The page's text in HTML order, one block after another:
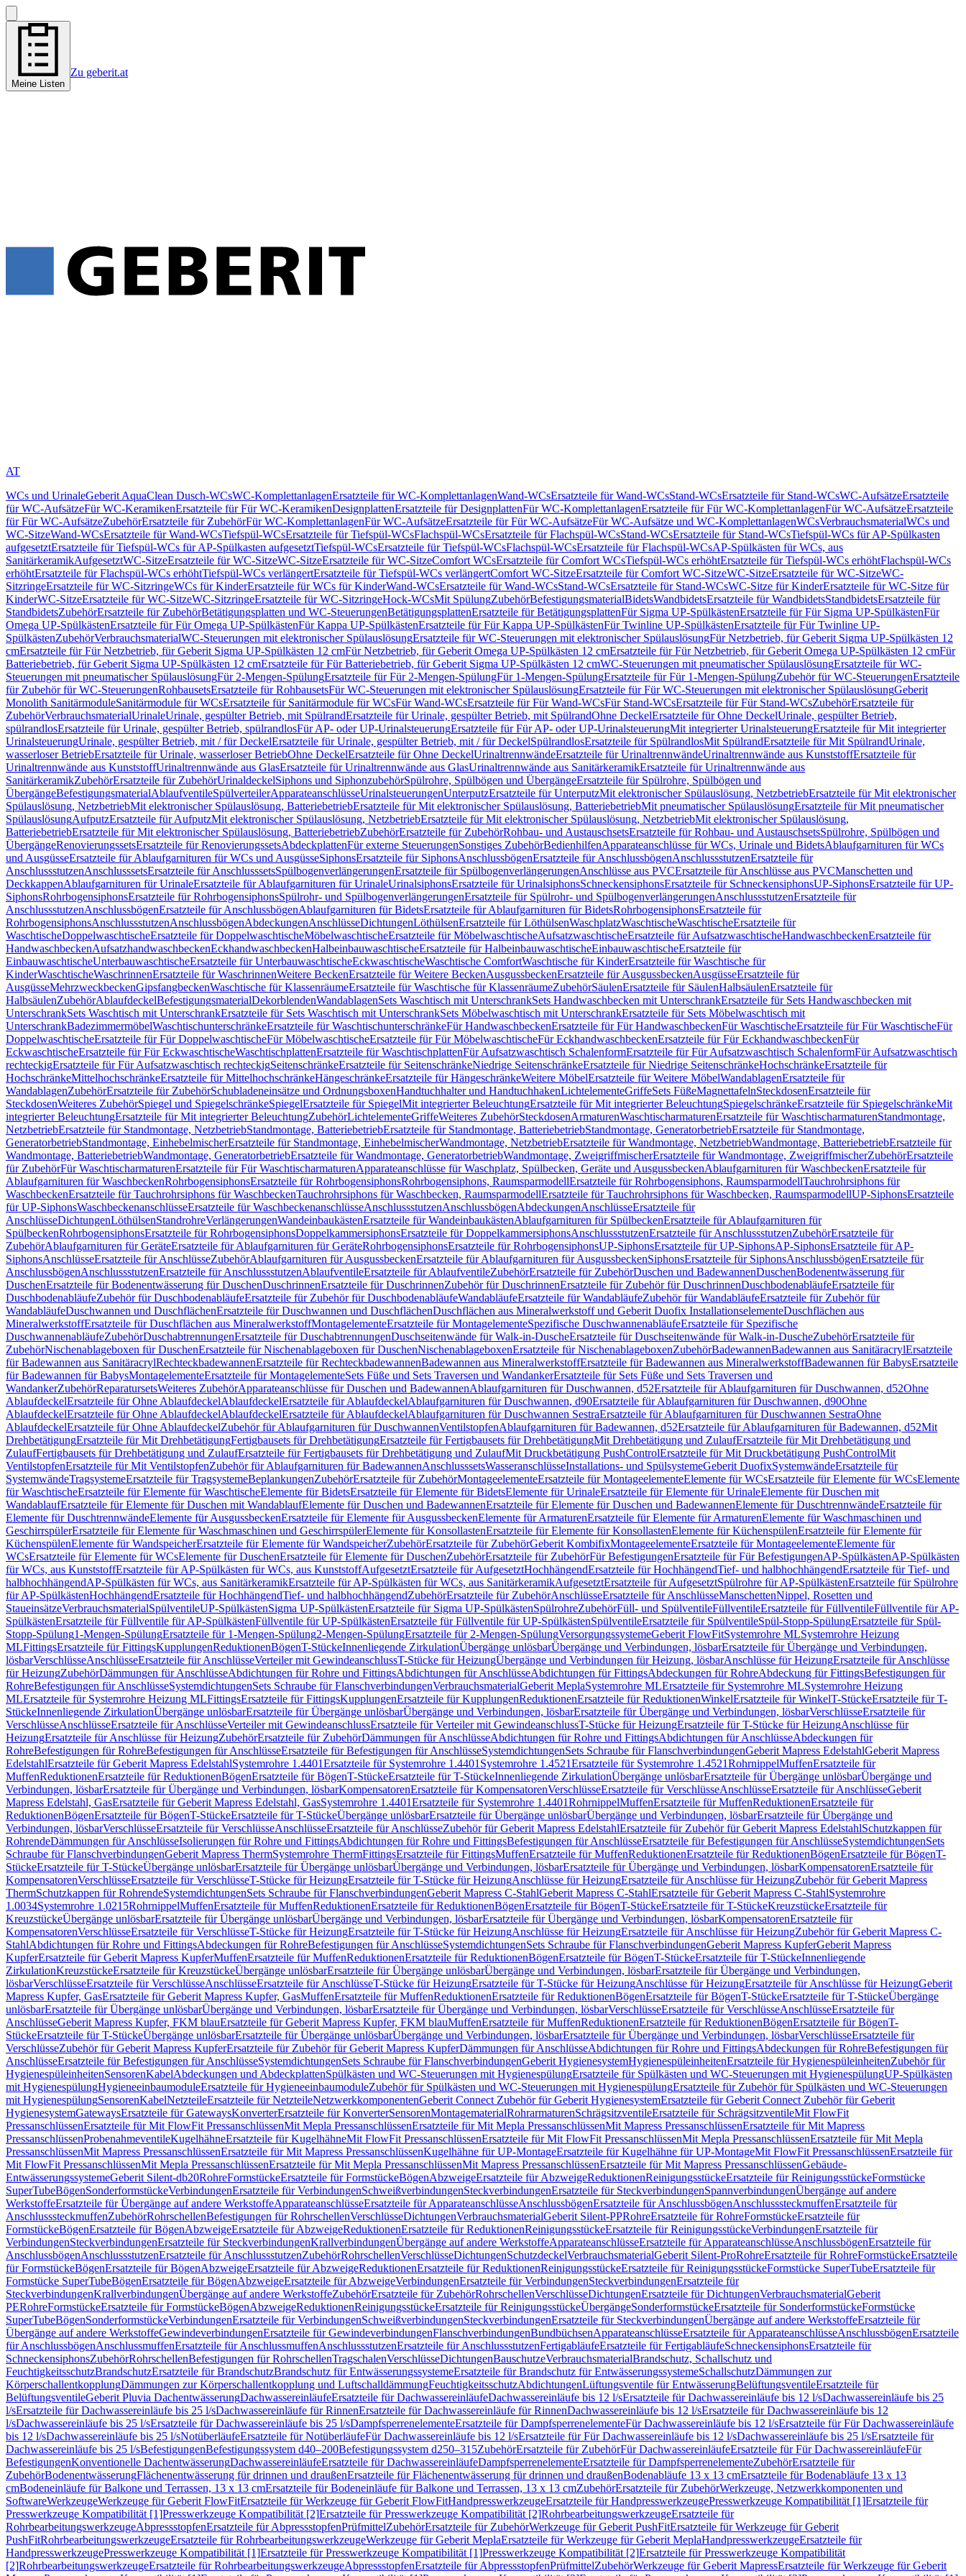
Meine Listen
Zu geberit.at
AT
WCs und UrinaleGeberit AquaClean Dusch-WCsWC-KomplettanlagenErsatzteile für WC-KomplettanlagenWand-WCsErsatzteile für Wand-WCsStand-WCsErsatzteile für Stand-WCsWC-AufsätzeErsatzteile
für WC-AufsätzeFür WC-KeramikenErsatzteile für Für WC-KeramikenDesignplattenErsatzteile für DesignplattenFür WC-KomplettanlagenErsatzteile für Für WC-KomplettanlagenFür WC-AufsätzeErsatzteile
für Für WC-AufsätzeZubehörErsatzteile für ZubehörFür WC-KomplettanlagenFür WC-AufsätzeErsatzteile für Für WC-AufsätzeFür WC-Aufsätze und WC-KomplettanlagenWCsVerbrauchsmaterialWCs und
WC-SitzeWand-WCsErsatzteile für Wand-WCsTiefspül-WCsErsatzteile für Tiefspül-WCsFlachspül-WCsErsatzteile für Flachspül-WCsStand-WCsErsatzteile für Stand-WCsTiefspül-WCs für AP-Spülkasten
aufgesetztErsatzteile für Tiefspül-WCs für AP-Spülkasten aufgesetztTiefspül-WCsErsatzteile für Tiefspül-WCsFlachspül-WCsErsatzteile für Flachspül-WCsAP-Spülkästen für WCs, aus
SanitärkeramikAufgesetztWC-SitzeErsatzteile für WC-SitzeWC-SitzeErsatzteile für WC-SitzeComfort WCsErsatzteile für Comfort WCsTiefspül-WCs erhöhtErsatzteile für Tiefspül-WCs erhöhtFlachspül-WCs
erhöhtErsatzteile für Flachspül-WCs erhöhtTiefspül-WCs verlängertErsatzteile für Tiefspül-WCs verlängertComfort WC-SitzeErsatzteile für Comfort WC-SitzeWC-SitzeErsatzteile für WC-SitzeWC-
SitzringeErsatzteile für WC-SitzringeWCs für KinderErsatzteile für WCs für KinderWand-WCsErsatzteile für Wand-WCsStand-WCsErsatzteile für Stand-WCsWC-Sitze für KinderErsatzteile für WC-Sitze für
KinderWC-SitzeErsatzteile für WC-SitzeWC-SitzringeErsatzteile für WC-SitzringeHock-WCsMit SpülungZubehörBefestigungsmaterialBidetsWandbidetsErsatzteile für WandbidetsStandbidetsErsatzteile für
StandbidetsZubehörErsatzteile für ZubehörBetätigungsplatten und WC-SteuerungenBetätigungsplattenErsatzteile für BetätigungsplattenFür Sigma UP-SpülkästenErsatzteile für Für Sigma UP-SpülkästenFür
Omega UP-SpülkästenErsatzteile für Für Omega UP-SpülkästenFür Kappa UP-SpülkästenErsatzteile für Für Kappa UP-SpülkästenFür Twinline UP-SpülkästenErsatzteile für Für Twinline UP-
SpülkästenZubehörVerbrauchsmaterialWC-Steuerungen mit elektronischer SpülauslösungErsatzteile für WC-Steuerungen mit elektronischer SpülauslösungFür Netzbetrieb, für Geberit Sigma UP-Spülkästen 12
cmErsatzteile für Für Netzbetrieb, für Geberit Sigma UP-Spülkästen 12 cmFür Netzbetrieb, für Geberit Omega UP-Spülkästen 12 cmErsatzteile für Für Netzbetrieb, für Geberit Omega UP-Spülkästen 12 cmFür
Batteriebetrieb, für Geberit Sigma UP-Spülkästen 12 cmErsatzteile für Für Batteriebetrieb, für Geberit Sigma UP-Spülkästen 12 cmWC-Steuerungen mit pneumatischer SpülauslösungErsatzteile für WC-
Steuerungen mit pneumatischer SpülauslösungFür 2-Mengen-SpülungErsatzteile für Für 2-Mengen-SpülungFür 1-Mengen-SpülungErsatzteile für Für 1-Mengen-SpülungZubehör für WC-SteuerungenErsatzteile
für Zubehör für WC-SteuerungenRohbausetsErsatzteile für RohbausetsFür WC-Steuerungen mit elektronischer SpülauslösungErsatzteile für Für WC-Steuerungen mit elektronischer SpülauslösungGeberit
Monolith SanitärmoduleSanitärmodule für WCsErsatzteile für Sanitärmodule für WCsFür Wand-WCsErsatzteile für Für Wand-WCsFür Stand-WCsErsatzteile für Für Stand-WCsZubehörErsatzteile für
ZubehörVerbrauchsmaterialUrinaleUrinale, gespülter Betrieb, mit SpülrandErsatzteile für Urinale, gespülter Betrieb, mit SpülrandOhne DeckelErsatzteile für Ohne DeckelUrinale, gespülter Betrieb,
spülrandlosErsatzteile für Urinale, gespülter Betrieb, spülrandlosFür AP- oder UP-UrinalsteuerungErsatzteile für Für AP- oder UP-UrinalsteuerungMit integrierter UrinalsteuerungErsatzteile für Mit integrierter
UrinalsteuerungUrinale, gespülter Betrieb, mit / für DeckelErsatzteile für Urinale, gespülter Betrieb, mit / für DeckelSpülrandlosErsatzteile für SpülrandlosMit SpülrandErsatzteile für Mit SpülrandUrinale,
wasserloser BetriebErsatzteile für Urinale, wasserloser BetriebOhne DeckelErsatzteile für Ohne DeckelUrinaltrennwändeErsatzteile für UrinaltrennwändeUrinaltrennwände aus KunststoffErsatzteile für
Urinaltrennwände aus KunststoffUrinaltrennwände aus GlasErsatzteile für Urinaltrennwände aus GlasUrinaltrennwände aus SanitärkeramikErsatzteile für Urinaltrennwände aus
SanitärkeramikZubehörErsatzteile für ZubehörUrinaldeckelSiphons und SiphonzubehörSpülrohre, Spülbögen und ÜbergängeErsatzteile für Spülrohre, Spülbögen und
ÜbergängeBefestigungsmaterialAblaufventileSpülverteilerApparateanschlüsseUrinalsteuerungenUnterputzErsatzteile für UnterputzMit elektronischer Spülauslösung, NetzbetriebErsatzteile für Mit elektronischer
Spülauslösung, NetzbetriebMit elektronischer Spülauslösung, BatteriebetriebErsatzteile für Mit elektronischer Spülauslösung, BatteriebetriebMit pneumatischer SpülauslösungErsatzteile für Mit pneumatischer
SpülauslösungAufputzErsatzteile für AufputzMit elektronischer Spülauslösung, NetzbetriebErsatzteile für Mit elektronischer Spülauslösung, NetzbetriebMit elektronischer Spülauslösung,
BatteriebetriebErsatzteile für Mit elektronischer Spülauslösung, BatteriebetriebZubehörErsatzteile für ZubehörRohbau- und AustauschsetsErsatzteile für Rohbau- und AustauschsetsSpülrohre, Spülbögen und
ÜbergängeRenovierungssetsErsatzteile für RenovierungssetsAbdeckplattenFür externe SteuerungenSonstiges ZubehörBedienhilfenApparateanschlüsse für WCs, Urinale und BidetsAblaufgarnituren für WCs
und AusgüsseErsatzteile für Ablaufgarnituren für WCs und AusgüsseSiphonsErsatzteile für SiphonsAnschlussbögenErsatzteile für AnschlussbögenAnschlussstutzenErsatzteile für
AnschlussstutzenAnschlusssetsErsatzteile für AnschlusssetsSpülbogenverlängerungenErsatzteile für SpülbogenverlängerungenAnschlüsse aus PVCErsatzteile für Anschlüsse aus PVCManschetten und
DeckkappenAblaufgarnituren für UrinaleErsatzteile für Ablaufgarnituren für UrinaleUrinalsiphonsErsatzteile für UrinalsiphonsSchneckensiphonsErsatzteile für SchneckensiphonsUP-SiphonsErsatzteile für UP-
SiphonsRohrbogensiphonsErsatzteile für RohrbogensiphonsSpülrohr- und SpülbogenverlängerungenErsatzteile für Spülrohr- und SpülbogenverlängerungenAnschlussstutzenErsatzteile für
AnschlussstutzenAnschlussbögenErsatzteile für AnschlussbögenAblaufgarnituren für BidetsErsatzteile für Ablaufgarnituren für BidetsRohrbogensiphonsErsatzteile für
RohrbogensiphonsAnschlussstutzenAnschlussbögenAbdeckungenAnschlüsseDichtungenLöthülsenErsatzteile für LöthülsenWaschplatzWaschtischeWaschtischeErsatzteile für
WaschtischeDoppelwaschtischeErsatzteile für DoppelwaschtischeMöbelwaschtischeErsatzteile für MöbelwaschtischeAufsatzwaschtischeErsatzteile für AufsatzwaschtischeHandwaschbeckenErsatzteile für
HandwaschbeckenAufsatzhandwaschbeckenEckhandwaschbeckenHalbeinbauwaschtischeErsatzteile für HalbeinbauwaschtischeEinbauwaschtischeErsatzteile für
EinbauwaschtischeUnterbauwaschtischeErsatzteile für UnterbauwaschtischeEckwaschtischeWaschtische ComfortWaschtische für KinderErsatzteile für Waschtische für
KinderWaschtischeWaschrinnenErsatzteile für WaschrinnenWeitere BeckenErsatzteile für Weitere BeckenAusgussbeckenErsatzteile für AusgussbeckenAusgüsseErsatzteile für
AusgüsseMehrzweckbeckenGipsfangbeckenWaschtische für KlassenräumeErsatzteile für Waschtische für KlassenräumeZubehörSäulenErsatzteile für SäulenHalbsäulenErsatzteile für
HalbsäulenZubehörAblaufdeckelBefestigungsmaterialDekorblendenWandablagenSets Waschtisch mit UnterschrankSets Handwaschbecken mit UnterschrankErsatzteile für Sets Handwaschbecken mit
UnterschrankSets Waschtisch mit UnterschrankErsatzteile für Sets Waschtisch mit UnterschrankSets Möbelwaschtisch mit UnterschrankErsatzteile für Sets Möbelwaschtisch mit
UnterschrankBadezimmermöbelWaschtischunterschränkeErsatzteile für WaschtischunterschränkeFür HandwaschbeckenErsatzteile für Für HandwaschbeckenFür WaschtischeErsatzteile für Für WaschtischeFür
DoppelwaschtischeErsatzteile für Für DoppelwaschtischeFür MöbelwaschtischeErsatzteile für Für MöbelwaschtischeFür EckhandwaschbeckenErsatzteile für Für EckhandwaschbeckenFür
EckwaschtischeErsatzteile für Für EckwaschtischeWaschtischplattenErsatzteile für WaschtischplattenFür Aufsatzwaschtisch SchalenformErsatzteile für Für Aufsatzwaschtisch SchalenformFür Aufsatzwaschtisch
rechteckigErsatzteile für Für Aufsatzwaschtisch rechteckigSeitenschränkeErsatzteile für SeitenschränkeNiedrige SeitenschränkeErsatzteile für Niedrige SeitenschränkeHochschränkeErsatzteile für
HochschränkeMittelhochschränkeErsatzteile für MittelhochschränkeHängeschränkeErsatzteile für HängeschränkeWeitere MöbelErsatzteile für Weitere MöbelWandablagenErsatzteile für
WandablagenZubehörErsatzteile für ZubehörSchubladeneinsätze und OrdnungsboxenHandtuchhalter und HandtuchhakenLichtelementeGriffeSets FüßeMagnettafelnSteckdosenErsatzteile für
SteckdosenWeiteres ZubehörSpiegel und SpiegelschränkeSpiegelErsatzteile für SpiegelMit integrierter BeleuchtungErsatzteile für Mit integrierter BeleuchtungSpiegelschränkeErsatzteile für SpiegelschränkeMit
integrierter BeleuchtungErsatzteile für Mit integrierter BeleuchtungZubehörLichtelementeGriffeWeiteres ZubehörSteckdosenArmaturenWaschtischarmaturenErsatzteile für WaschtischarmaturenStandmontage,
NetzbetriebErsatzteile für Standmontage, NetzbetriebStandmontage, BatteriebetriebErsatzteile für Standmontage, BatteriebetriebStandmontage, GeneratorbetriebErsatzteile für Standmontage,
GeneratorbetriebStandmontage, EinhebelmischerErsatzteile für Standmontage, EinhebelmischerWandmontage, NetzbetriebErsatzteile für Wandmontage, NetzbetriebWandmontage, BatteriebetriebErsatzteile für
Wandmontage, BatteriebetriebWandmontage, GeneratorbetriebErsatzteile für Wandmontage, GeneratorbetriebWandmontage, ZweigriffmischerErsatzteile für Wandmontage, ZweigriffmischerZubehörErsatzteile
für ZubehörFür WaschtischarmaturenErsatzteile für Für WaschtischarmaturenApparateanschlüsse für Waschplatz, Spülbecken, Geräte und AusgussbeckenAblaufgarnituren für WaschbeckenErsatzteile für
Ablaufgarnituren für WaschbeckenRohrbogensiphonsErsatzteile für RohrbogensiphonsRohrbogensiphons, RaumsparmodellErsatzteile für Rohrbogensiphons, RaumsparmodellTauchrohrsiphons für
WaschbeckenErsatzteile für Tauchrohrsiphons für WaschbeckenTauchrohrsiphons für Waschbecken, RaumsparmodellErsatzteile für Tauchrohrsiphons für Waschbecken, RaumsparmodellUP-SiphonsErsatzteile
für UP-SiphonsWaschbeckenanschlüsseErsatzteile für WaschbeckenanschlüsseAnschlussstutzenAnschlussbögenAbdeckungenAnschlüsseErsatzteile für
AnschlüsseDichtungenLöthülsenStandrohreVerlängerungenWandeinbaukästenErsatzteile für WandeinbaukästenAblaufgarnituren für SpülbeckenErsatzteile für Ablaufgarnituren für
SpülbeckenRohrbogensiphonsErsatzteile für RohrbogensiphonsDoppelkammersiphonsErsatzteile für DoppelkammersiphonsAnschlussstutzenErsatzteile für AnschlussstutzenZubehörErsatzteile für
ZubehörAblaufgarnituren für GeräteErsatzteile für Ablaufgarnituren für GeräteRohrbogensiphonsErsatzteile für RohrbogensiphonsUP-SiphonsErsatzteile für UP-SiphonsAP-SiphonsErsatzteile für AP-
SiphonsAnschlüsseErsatzteile für AnschlüsseZubehörAblaufgarnituren für AusgussbeckenErsatzteile für Ablaufgarnituren für AusgussbeckenSiphonsErsatzteile für SiphonsAnschlussbögenErsatzteile für
AnschlussbögenAnschlussstutzenErsatzteile für AnschlussstutzenAblaufventileErsatzteile für AblaufventileZubehörErsatzteile für ZubehörDuschen und BadewannenDuschenBodenentwässerung für
DuschenErsatzteile für Bodenentwässerung für DuschenDuschrinnenErsatzteile für DuschrinnenZubehör für DuschrinnenErsatzteile für Zubehör für DuschrinnenDuschbodenabläufeErsatzteile für
DuschbodenabläufeZubehör für DuschbodenabläufeErsatzteile für Zubehör für DuschbodenabläufeWandabläufeErsatzteile für WandabläufeZubehör für WandabläufeErsatzteile für Zubehör für
WandabläufeDuschwannen und DuschflächenErsatzteile für Duschwannen und DuschflächenDuschflächen aus Mineralwerkstoff und Geberit Duofix InstallationselementeDuschflächen aus
MineralwerkstoffErsatzteile für Duschflächen aus MineralwerkstoffMontagelementeErsatzteile für MontagelementeSpezifische DuschwannenabläufeErsatzteile für Spezifische
DuschwannenabläufeZubehörDuschabtrennungenErsatzteile für DuschabtrennungenDuschseitenwände für Walk-in-DuscheErsatzteile für Duschseitenwände für Walk-in-DuscheZubehörErsatzteile für
ZubehörNischenablageboxen für DuschenErsatzteile für Nischenablageboxen für DuschenNischenablageboxenErsatzteile für NischenablageboxenZubehörBadewannenBadewannen aus SanitäracrylErsatzteile
für Badewannen aus SanitäracrylRechteckbadewannenErsatzteile für RechteckbadewannenBadewannen aus MineralwerkstoffErsatzteile für Badewannen aus MineralwerkstoffBadewannen für BabysErsatzteile
für Badewannen für BabysMontagelementeErsatzteile für MontagelementeSets Füße und Sets Traversen und WandankerErsatzteile für Sets Füße und Sets Traversen und
WandankerZubehörReparatursetsWeiteres ZubehörApparateanschlüsse für Duschen und BadewannenAblaufgarnituren für Duschwannen, d52Ersatzteile für Ablaufgarnituren für Duschwannen, d52Ohne
AblaufdeckelErsatzteile für Ohne AblaufdeckelAblaufdeckelErsatzteile für AblaufdeckelAblaufgarnituren für Duschwannen, d90Ersatzteile für Ablaufgarnituren für Duschwannen, d90Ohne
AblaufdeckelErsatzteile für Ohne AblaufdeckelAblaufdeckelErsatzteile für AblaufdeckelAblaufgarnituren für Duschwannen SestraErsatzteile für Ablaufgarnituren für Duschwannen SestraOhne
AblaufdeckelErsatzteile für Ohne AblaufdeckelZubehör für Ablaufgarnituren für DuschwannenVentilstopfenAblaufgarnituren für Badewannen, d52Ersatzteile für Ablaufgarnituren für Badewannen, d52Mit
DrehbetätigungErsatzteile für Mit DrehbetätigungFertigbausets für DrehbetätigungErsatzteile für Fertigbausets für DrehbetätigungMit Drehbetätigung und ZulaufErsatzteile für Mit Drehbetätigung und
ZulaufFertigbausets für Drehbetätigung und ZulaufErsatzteile für Fertigbausets für Drehbetätigung und ZulaufMit Druckbetätigung PushControlErsatzteile für Mit Druckbetätigung PushControlMit
VentilstopfenErsatzteile für Mit VentilstopfenZubehör für Ablaufgarnituren für BadewannenAnschlusssetsWasseranschlüsseInstallations- und SpülsystemeGeberit DuofixSystemwändeErsatzteile für
SystemwändeTragsystemeErsatzteile für TragsystemeBeplankungenZubehörErsatzteile für ZubehörMontageelementeErsatzteile für MontageelementeElemente für WCsErsatzteile für Elemente für WCsElemente
für WaschtischeErsatzteile für Elemente für WaschtischeElemente für BidetsErsatzteile für Elemente für BidetsElemente für UrinaleErsatzteile für Elemente für UrinaleElemente für Duschen mit
WandablaufErsatzteile für Elemente für Duschen mit WandablaufElemente für Duschen und BadewannenErsatzteile für Elemente für Duschen und BadewannenElemente für DuschtrennwändeErsatzteile für
Elemente für DuschtrennwändeElemente für AusgussbeckenErsatzteile für Elemente für AusgussbeckenElemente für ArmaturenErsatzteile für Elemente für ArmaturenElemente für Waschmaschinen und
GeschirrspülerErsatzteile für Elemente für Waschmaschinen und GeschirrspülerElemente für KonsollastenErsatzteile für Elemente für KonsollastenElemente für KüchenspülenErsatzteile für Elemente für
KüchenspülenElemente für WandspeicherErsatzteile für Elemente für WandspeicherZubehörErsatzteile für ZubehörGeberit KombifixMontageelementeErsatzteile für MontageelementeElemente für
WCsErsatzteile für Elemente für WCsElemente für DuschenErsatzteile für Elemente für DuschenZubehörErsatzteile für ZubehörFür BefestigungenErsatzteile für Für BefestigungenAP-SpülkästenAP-Spülkästen
für WCs, aus KunststoffErsatzteile für AP-Spülkästen für WCs, aus KunststoffAufgesetztErsatzteile für AufgesetztHochhängendErsatzteile für HochhängendTief- und halbhochhängendErsatzteile für Tief- und
halbhochhängendAP-Spülkästen für WCs, aus SanitärkeramikErsatzteile für AP-Spülkästen für WCs, aus SanitärkeramikAufgesetztErsatzteile für AufgesetztSpülrohre für AP-SpülkästenErsatzteile für Spülrohre
für AP-SpülkästenHochhängendErsatzteile für HochhängendTief- und halbhochhängendZubehörErsatzteile für ZubehörAnschlüsseErsatzteile für AnschlüsseManschettenNippel, Rosetten und
StaueinsätzeVerbrauchsmaterialSpülventileUP-SpülkästenSigma UP-SpülkästenErsatzteile für Sigma UP-SpülkästenSpülrohreZubehörFüll- und SpülventileFüllventileErsatzteile für FüllventileFüllventile für AP-
SpülkästenErsatzteile für Füllventile für AP-SpülkästenFüllventile für UP-SpülkästenErsatzteile für Füllventile für UP-SpülkästenSpülventileErsatzteile für SpülventileSpül-Stopp-SpülungErsatzteile für Spül-
Stopp-Spülung1-Mengen-SpülungErsatzteile für 1-Mengen-Spülung2-Mengen-SpülungErsatzteile für 2-Mengen-SpülungVersorgungssystemeGeberit FlowFitSystemrohre MLSystemrohre Heizung
MLFittingsErsatzteile für FittingsKupplungenReduktionenBögenT-StückeInnenliegende ZirkulationÜbergänge unlösbarÜbergänge und Verbindungen, lösbarErsatzteile für Übergänge und Verbindungen,
lösbarVerschlüsseAnschlüsseErsatzteile für AnschlüsseVerteiler mit GewindeanschlussT-Stücke für HeizungÜbergänge und Verbindungen für Heizung, lösbarAnschlüsse für HeizungErsatzteile für Anschlüsse
für HeizungZubehörDämmungen für AnschlüsseAbdichtungen für Rohre und FittingsAbdichtungen für AnschlüsseAbdichtungen für FittingsAbdeckungen für RohreAbdeckung für FittingsBefestigungen für
RohreBefestigungen für AnschlüsseSystemdichtungenSets Schraube für FlanschverbindungenVerbrauchsmaterialGeberit MeplaSystemrohre MLErsatzteile für Systemrohre MLSystemrohre Heizung
MLErsatzteile für Systemrohre Heizung MLFittingsErsatzteile für FittingsKupplungenErsatzteile für KupplungenReduktionenErsatzteile für ReduktionenWinkelErsatzteile für WinkelT-StückeErsatzteile für T-
StückeInnenliegende ZirkulationÜbergänge unlösbarErsatzteile für Übergänge unlösbarÜbergänge und Verbindungen, lösbarErsatzteile für Übergänge und Verbindungen, lösbarVerschlüsseErsatzteile für
VerschlüsseAnschlüsseErsatzteile für AnschlüsseVerteiler mit GewindeanschlussErsatzteile für Verteiler mit GewindeanschlussT-Stücke für HeizungErsatzteile für T-Stücke für HeizungAnschlüsse für
HeizungErsatzteile für Anschlüsse für HeizungZubehörErsatzteile für ZubehörDämmungen für AnschlüsseAbdichtungen für Rohre und FittingsAbdichtungen für AnschlüsseAbdeckungen für
RohreBefestigungen für RohreBefestigungen für AnschlüsseErsatzteile für Befestigungen für AnschlüsseSystemdichtungenSets Schraube für FlanschverbindungenGeberit Mapress EdelstahlGeberit Mapress
EdelstahlErsatzteile für Geberit Mapress EdelstahlSystemrohre 1.4401Ersatzteile für Systemrohre 1.4401 Systemrohre 1.4521Ersatzteile für Systemrohre 1.4521RohrnippelMuffenErsatzteile für
MuffenReduktionenErsatzteile für ReduktionenBögenErsatzteile für BögenT-StückeErsatzteile für T-StückeInnenliegende ZirkulationÜbergänge unlösbarErsatzteile für Übergänge unlösbarÜbergänge und
Verbindungen, lösbarErsatzteile für Übergänge und Verbindungen, lösbarKompensatorenErsatzteile für KompensatorenVerschlüsseErsatzteile für VerschlüsseAnschlüsseErsatzteile für AnschlüsseGeberit
Mapress Edelstahl, GasErsatzteile für Geberit Mapress Edelstahl, GasSystemrohre 1.4401Ersatzteile für Systemrohre 1.4401RohrnippelMuffenErsatzteile für MuffenReduktionenErsatzteile für
ReduktionenBögenErsatzteile für BögenT-StückeErsatzteile für T-StückeÜbergänge unlösbarErsatzteile für Übergänge unlösbarÜbergänge und Verbindungen, lösbarErsatzteile für Übergänge und
Verbindungen, lösbarVerschlüsseErsatzteile für VerschlüsseAnschlüsseErsatzteile für AnschlüsseZubehör für Geberit Mapress EdelstahlErsatzteile für Zubehör für Geberit Mapress EdelstahlSchutzkappen für
RohrendeDämmungen für AnschlüsseIsolierungen für Rohre und FittingsAbdichtungen für Rohre und FittingsBefestigungen für AnschlüsseErsatzteile für Befestigungen für AnschlüsseSystemdichtungenSets
Schraube für FlanschverbindungenGeberit Mapress ThermSystemrohre ThermFittingsErsatzteile für FittingsMuffenErsatzteile für MuffenReduktionenErsatzteile für ReduktionenBögenErsatzteile für BögenT-
StückeErsatzteile für T-StückeÜbergänge unlösbarErsatzteile für Übergänge unlösbarÜbergänge und Verbindungen, lösbarErsatzteile für Übergänge und Verbindungen, lösbarKompensatorenErsatzteile für
KompensatorenVerschlüsseErsatzteile für VerschlüsseT-Stücke für HeizungErsatzteile für T-Stücke für HeizungAnschlüsse für HeizungErsatzteile für Anschlüsse für HeizungZubehör für Geberit Mapress
ThermSchutzkappen für RohrendeSystemdichtungenSets Schraube für FlanschverbindungenGeberit Mapress C-StahlGeberit Mapress C-StahlErsatzteile für Geberit Mapress C-StahlSystemrohre
1.0034Systemrohre 1.0215RohrnippelMuffenErsatzteile für MuffenReduktionenErsatzteile für ReduktionenBögenErsatzteile für BögenT-StückeErsatzteile für T-StückeKreuzstückeErsatzteile für
KreuzstückeÜbergänge unlösbarErsatzteile für Übergänge unlösbarÜbergänge und Verbindungen, lösbarErsatzteile für Übergänge und Verbindungen, lösbarKompensatorenErsatzteile für
KompensatorenVerschlüsseErsatzteile für VerschlüsseT-Stücke für HeizungErsatzteile für T-Stücke für HeizungAnschlüsse für HeizungErsatzteile für Anschlüsse für HeizungZubehör für Geberit Mapress C-
StahlAbdichtungen für Rohre und FittingsAbdeckungen für RohreBefestigungen für AnschlüsseSystemdichtungenSets Schraube für FlanschverbindungenGeberit Mapress KupferGeberit Mapress
KupferErsatzteile für Geberit Mapress KupferMuffenErsatzteile für MuffenReduktionenErsatzteile für ReduktionenBögenErsatzteile für BögenT-StückeErsatzteile für T-StückeInnenliegende
ZirkulationKreuzstückeErsatzteile für KreuzstückeÜbergänge unlösbarErsatzteile für Übergänge unlösbarÜbergänge und Verbindungen, lösbarErsatzteile für Übergänge und Verbindungen,
lösbarVerschlüsseErsatzteile für VerschlüsseAnschlüsseErsatzteile für AnschlüsseT-Stücke für HeizungErsatzteile für T-Stücke für HeizungAnschlüsse für HeizungErsatzteile für Anschlüsse für HeizungGeberit
Mapress Kupfer, GasErsatzteile für Geberit Mapress Kupfer, GasMuffenErsatzteile für MuffenReduktionenErsatzteile für ReduktionenBögenErsatzteile für BögenT-StückeErsatzteile für T-StückeÜbergänge
unlösbarErsatzteile für Übergänge unlösbarÜbergänge und Verbindungen, lösbarErsatzteile für Übergänge und Verbindungen, lösbarVerschlüsseErsatzteile für VerschlüsseAnschlüsseErsatzteile für
AnschlüsseGeberit Mapress Kupfer, FKM blauErsatzteile für Geberit Mapress Kupfer, FKM blauMuffenErsatzteile für MuffenReduktionenErsatzteile für ReduktionenBögenErsatzteile für BögenT-
StückeErsatzteile für T-StückeÜbergänge unlösbarErsatzteile für Übergänge unlösbarÜbergänge und Verbindungen, lösbarErsatzteile für Übergänge und Verbindungen, lösbarVerschlüsseErsatzteile für
VerschlüsseZubehör für Geberit Mapress KupferErsatzteile für Zubehör für Geberit Mapress KupferDämmungen für AnschlüsseAbdichtungen für Rohre und FittingsAbdeckungen für RohreBefestigungen für
AnschlüsseErsatzteile für Befestigungen für AnschlüsseSystemdichtungenSets Schraube für FlanschverbindungenGeberit HygienesystemHygienespüleinheitenErsatzteile für HygienespüleinheitenZubehör für
HygienespüleinheitenSensorenKabelAbdeckungen und AbdeckplattenSpülkästen und WC-Steuerungen mit HygienespülungErsatzteile für Spülkästen und WC-Steuerungen mit HygienespülungUP-Spülkästen
mit HygienespülungHygieneeinbaumoduleErsatzteile für HygieneeinbaumoduleZubehör für Spülkästen und WC-Steuerungen mit HygienespülungErsatzteile für Zubehör für Spülkästen und WC-Steuerungen
mit HygienespülungSensorenKabelNetzteileErsatzteile für NetzteileNetzwerkkomponentenGeberit Connect Zubehör für Geberit HygienesystemErsatzteile für Geberit Connect Zubehör für Geberit
HygienesystemGatewaysErsatzteile für GatewaysKonverterErsatzteile für KonverterSensorenMontagematerialRohrarmaturenSchrägsitzventileErsatzteile für SchrägsitzventileMit FlowFit
PressanschlüssenErsatzteile für Mit FlowFit PressanschlüssenMit Mepla PressanschlüssenErsatzteile für Mit Mepla PressanschlüssenMit Mapress PressanschlüssenErsatzteile für Mit Mapress
PressanschlüssenProbenahmeventileKugelhähneErsatzteile für KugelhähneMit FlowFit PressanschlüssenErsatzteile für Mit FlowFit PressanschlüssenMit Mepla PressanschlüssenErsatzteile für Mit Mepla
PressanschlüssenMit Mapress PressanschlüssenErsatzteile für Mit Mapress PressanschlüssenKugelhähne für UP-MontageErsatzteile für Kugelhähne für UP-MontageMit FlowFit PressanschlüssenErsatzteile für
Mit FlowFit PressanschlüssenMit Mepla PressanschlüssenErsatzteile für Mit Mepla PressanschlüssenMit Mapress PressanschlüssenErsatzteile für Mit Mapress PressanschlüssenGebäude-
EntwässerungssystemeGeberit Silent-db20RohreFormstückeErsatzteile für FormstückeBögenAbzweigeErsatzteile für AbzweigeReduktionenReinigungsstückeErsatzteile für ReinigungsstückeFormstücke
SuperTubeBögenSonderformstückeVerbindungenErsatzteile für VerbindungenSchweißverbindungenSteckverbindungenErsatzteile für SteckverbindungenSpannverbindungenÜbergänge auf andere
WerkstoffeErsatzteile für Übergänge auf andere WerkstoffeApparateanschlüsseErsatzteile für ApparateanschlüsseAnschlussbögenErsatzteile für AnschlussbögenAnschlusssteckmuffenErsatzteile für
AnschlusssteckmuffenZubehörRohrschellenBefestigungen für RohrschellenVerschlüsseDichtungenVerbrauchsmaterialGeberit Silent-PPRohreErsatzteile für RohreFormstückeErsatzteile für
FormstückeBögenErsatzteile für BögenAbzweigeErsatzteile für AbzweigeReduktionenErsatzteile für ReduktionenReinigungsstückeErsatzteile für ReinigungsstückeVerbindungenErsatzteile für
VerbindungenSteckverbindungenErsatzteile für SteckverbindungenKrallverbindungenÜbergänge auf andere WerkstoffeApparateanschlüsseErsatzteile für ApparateanschlüsseAnschlussbögenErsatzteile für
AnschlussbögenAnschlussstutzenErsatzteile für AnschlussstutzenZubehörRohrschellenVerschlüsseDichtungenSchutzdeckelVerbrauchsmaterialGeberit Silent-ProRohreErsatzteile für RohreFormstückeErsatzteile
für FormstückeBögenErsatzteile für BögenAbzweigeErsatzteile für AbzweigeReduktionenErsatzteile für ReduktionenReinigungsstückeErsatzteile für ReinigungsstückeFormstücke SuperTubeErsatzteile für
Formstücke SuperTubeBögenErsatzteile für BögenAbzweigeErsatzteile für AbzweigeVerbindungenErsatzteile für VerbindungenSteckverbindungenErsatzteile für
SteckverbindungenKrallverbindungenÜbergänge auf andere WerkstoffeZubehörErsatzteile für ZubehörRohrschellenVerschlüsseDichtungenErsatzteile für DichtungenVerbrauchsmaterialGeberit
PERohreFormstückeErsatzteile für FormstückeBögenAbzweigeReduktionenReinigungsstückeErsatzteile für ReinigungsstückeÜbergängeSonderformstückeErsatzteile für SonderformstückeFormstücke
SuperTubeBögenSonderformstückeVerbindungenErsatzteile für VerbindungenSchweißverbindungenSteckverbindungenErsatzteile für SteckverbindungenÜbergänge auf andere WerkstoffeErsatzteile für
Übergänge auf andere WerkstoffeGewindeverbindungenErsatzteile für GewindeverbindungenFlanschverbindungenBundbüchsenApparateanschlüsseErsatzteile für ApparateanschlüsseAnschlussbögenErsatzteile
für AnschlussbögenAnschlussmuffenErsatzteile für AnschlussmuffenAnschlussstutzenErsatzteile für AnschlussstutzenFertigabläufeErsatzteile für FertigabläufeSchneckensiphonsErsatzteile für
SchneckensiphonsZubehörRohrschellenBefestigungen für RohrschellenTragschalenVerschlüsseDichtungenBauschutzeVerbrauchsmaterialBrandschutz, Schallschutz und
FeuchtigkeitsschutzBrandschutzErsatzteile für BrandschutzBrandschutz für EntwässerungssystemeErsatzteile für Brandschutz für EntwässerungssystemeSchallschutzDämmungen zur
KörperschallentkopplungDämmungen zur Körperschallentkopplung und LuftschalldämmungFeuchtigkeitsschutzAbdichtungenLüftungsventile für EntwässerungBelüftungsventileErsatzteile für
BelüftungsventileGeberit Pluvia DachentwässerungDachwassereinläufeErsatzteile für DachwassereinläufeDachwassereinläufe bis 12 l/sErsatzteile für Dachwassereinläufe bis 12 l/sDachwassereinläufe bis 25
l/sErsatzteile für Dachwassereinläufe bis 25 l/sDachwassereinläufe für RinnenErsatzteile für Dachwassereinläufe für RinnenDachwassereinläufe bis 12 l/sErsatzteile für Dachwassereinläufe bis 12
l/sDachwassereinläufe bis 25 l/sErsatzteile für Dachwassereinläufe bis 25 l/sDampfsperrenelementeErsatzteile für DampfsperrenelementeFür Dachwassereinläufe bis 12 l/sErsatzteile für Für Dachwassereinläufe
bis 12 l/sDachwassereinläufe bis 25 l/sNotüberläufeErsatzteile für NotüberläufeFür Dachwassereinläufe bis 12 l/sErsatzteile für Für Dachwassereinläufe bis 12 l/sDachwassereinläufe bis 25 l/sErsatzteile für
Dachwassereinläufe bis 25 l/sBefestigungenBefestigungssystem d40–200Befestigungssystem d250–315ZubehörErsatzteile für ZubehörFür DachwassereinläufeErsatzteile für Für DachwassereinläufeFür
BefestigungenKonventionelle DachentwässerungDachwassereinläufeErsatzteile für DachwassereinläufeDampfsperrenelementeErsatzteile für DampfsperrenelementeZubehörErsatzteile für
ZubehörBodenentwässerungFlächenentwässerung für drinnen und draußenErsatzteile für Flächenentwässerung für drinnen und draußenBodenabläufe 13 x 13 cmErsatzteile für Bodenabläufe 13 x 13
cmBodeneinläufe für Balkone und Terrassen, 13 x 13 cmErsatzteile für Bodeneinläufe für Balkone und Terrassen, 13 x 13 cmZubehörErsatzteile für ZubehörWerkzeuge, Netzwerkkomponenten und
SoftwareWerkzeugeWerkzeuge für Geberit FlowFitErsatzteile für Werkzeuge für Geberit FlowFitHandpresswerkzeugeErsatzteile für HandpresswerkzeugePresswerkzeuge Kompatibilität [1]Ersatzteile für
Presswerkzeuge Kompatibilität [1]Presswerkzeuge Kompatibilität [2]Ersatzteile für Presswerkzeuge Kompatibilität [2]RohrbearbeitungswerkzeugeErsatzteile für
RohrbearbeitungswerkzeugeAbpressstopfenErsatzteile für AbpressstopfenPrüfmittelZubehörErsatzteile für ZubehörWerkzeuge für Geberit PushFitErsatzteile für Werkzeuge für Geberit
PushFitRohrbearbeitungswerkzeugeErsatzteile für RohrbearbeitungswerkzeugeWerkzeuge für Geberit MeplaErsatzteile für Werkzeuge für Geberit MeplaHandpresswerkzeugeErsatzteile für
HandpresswerkzeugePresswerkzeuge Kompatibilität [1]Ersatzteile für Presswerkzeuge Kompatibilität [1]Presswerkzeuge Kompatibilität [2]Ersatzteile für Presswerkzeuge Kompatibilität
[2]RohrbearbeitungswerkzeugeErsatzteile für RohrbearbeitungswerkzeugeAbpressstopfenErsatzteile für AbpressstopfenPrüfmittelZubehörWerkzeuge für Geberit MapressErsatzteile für Werkzeuge für Geberit